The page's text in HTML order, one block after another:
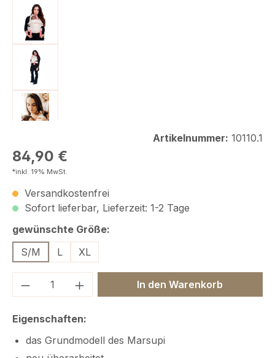
Artikelnummer: 10110.1
Regulärer Preis:
84,90 €
*inkl. 19% MwSt.
Versandkostenfrei
Sofort lieferbar, Lieferzeit: 1-2 Tage
gewünschte Größe:
S/M
L XL
Produkt Anzahl: Gib denIn den Warenkorb
Eigenschaften:
das Grundmodell des Marsupi